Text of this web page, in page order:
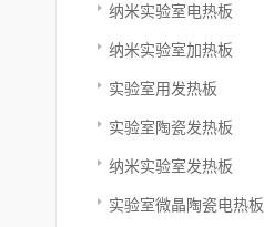
纳米实验室电热板
纳米实验室加热板
实验室用发热板
实验室陶瓷发热板
纳米实验室发热板
实验室微晶陶瓷电热板